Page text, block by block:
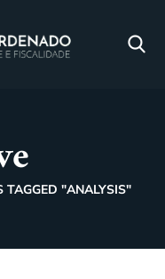
TAGGED "ANALYSIS"